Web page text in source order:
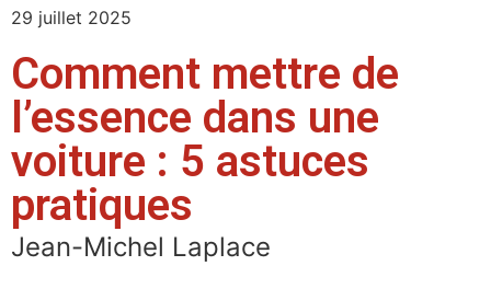
29 juillet 2025
Comment mettre de
l’essence dans une
voiture : 5 astuces
pratiques
Jean-Michel Laplace